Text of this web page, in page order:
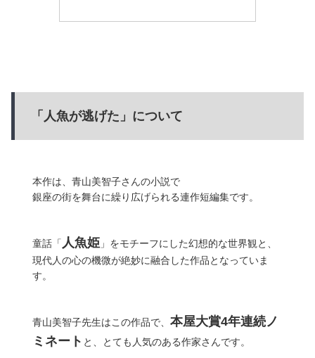
「人魚が逃げた」について
本作は、青山美智子さんの小説で
銀座の街を舞台に繰り広げられる連作短編集です。
童話「 人魚姫 」をモチーフにした幻想的な世界観と、
現代人の心の機微が絶妙に融合した作品となっていま
す。
青山美智子先生はこの作品で、 本屋大賞4年連続ノ
ミネート と、とても人気のある作家さんです。